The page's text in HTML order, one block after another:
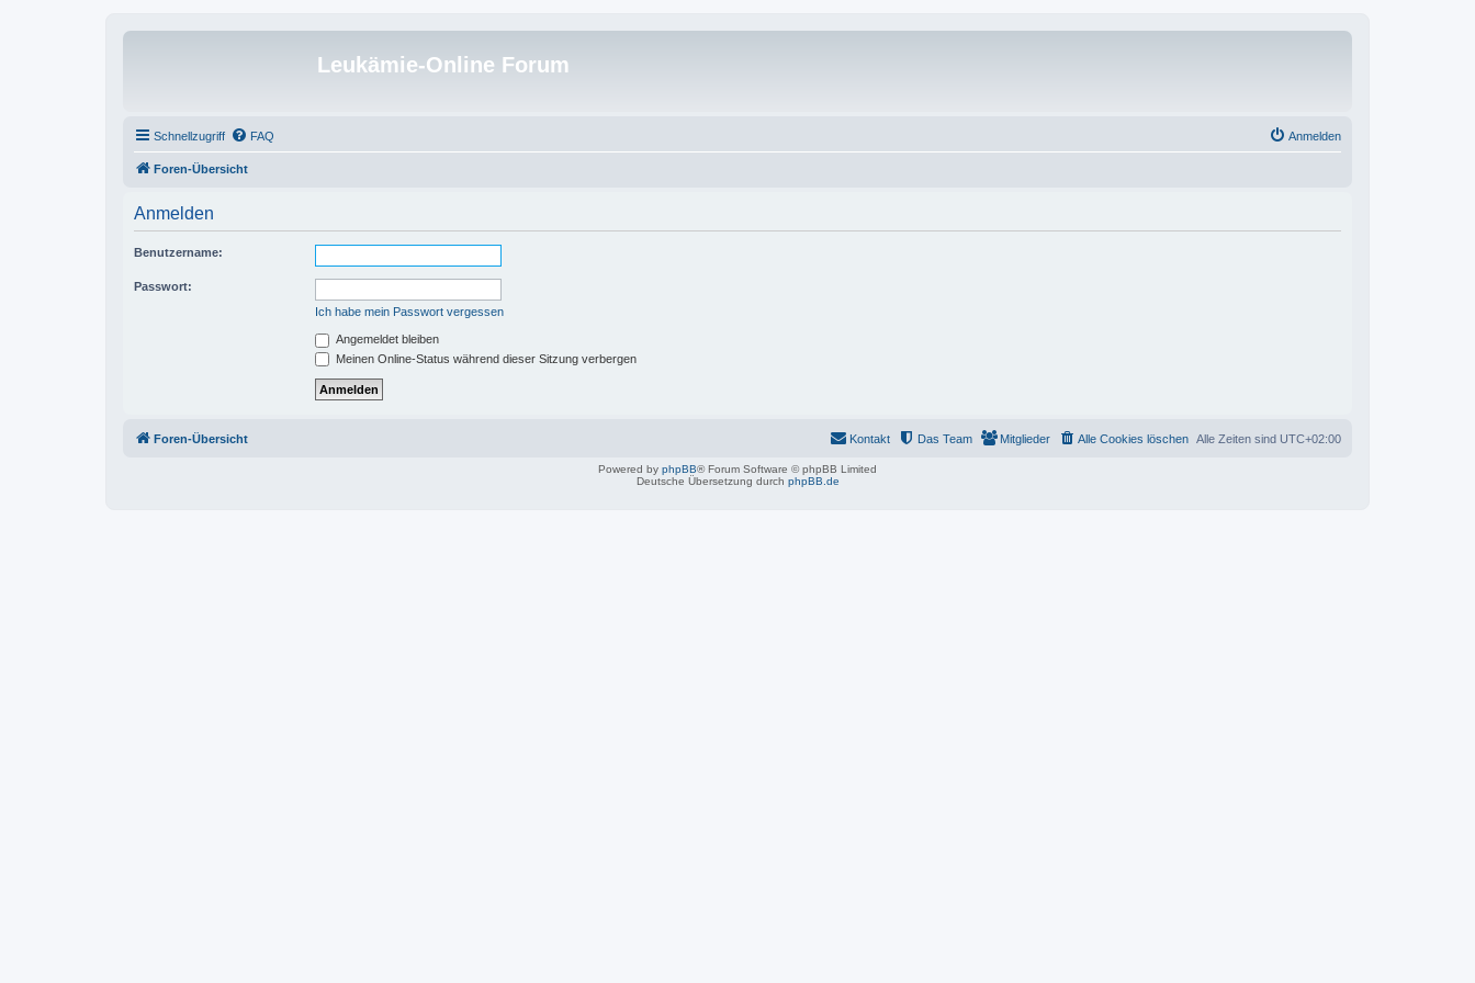
Leukämie-Online Forum
Schnellzugriff FAQ Anmelden
Foren-Übersicht
Anmelden
Benutzername:
Passwort:
Ich habe mein Passwort vergessen
Angemeldet bleiben
Meinen Online-Status während dieser Sitzung verbergen
Foren-Übersicht Alle Zeiten sind UTC+02:00
Alle Cookies löschen
Mitglieder
Das Team
Kontakt
Powered by phpBB® Forum Software © phpBB Limited
Deutsche Übersetzung durch phpBB.de